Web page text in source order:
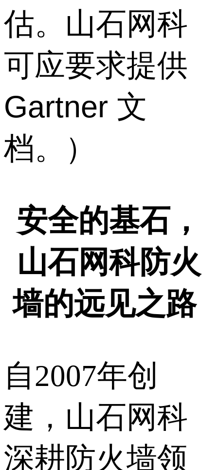
估。山石网科
可应要求提供
Gartner 文
档。）
安全的基石，
山石网科防火
墙的远见之路
自2007年创
建，山石网科
深耕防火墙领